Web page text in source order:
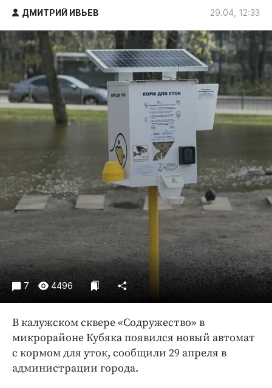
Народные новости
Авто и транспорт
Благоустройство
Криминал
Культура
Недвижимость и ЖКХ
Образование
Погода
Праздники
Происшествия
Спорт
Экономика и бизнес
ПРОЕКТЫ
Блоги
Интересное чтиво
Клиника года
Бренд года
ДМИТРИЙ ИВЬЕВ 29.04, 12:33
7 4496
В калужском сквере «Содружество» в
микрорайоне Кубяка появился новый автомат
с кормом для уток, сообщили 29 апреля в
администрации города.